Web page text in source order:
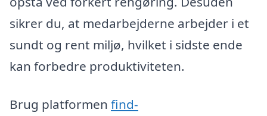
sikrer du, at medarbejderne arbejder i et
sundt og rent miljø, hvilket i sidste ende
kan forbedre produktiviteten.
Brug platformen find-